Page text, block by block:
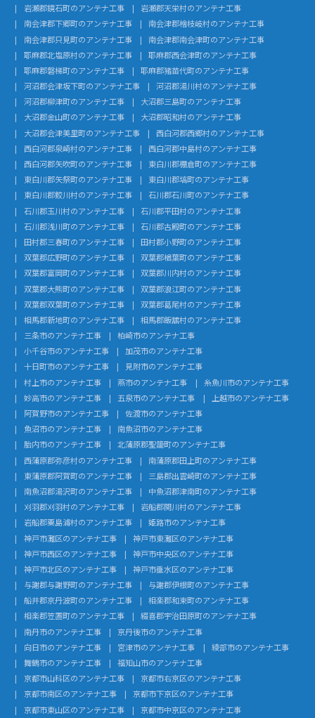
岩瀬郡鏡石町のアンテナ工事
岩瀬郡天栄村のアンテナ工事
南会津郡下郷町のアンテナ工事
南会津郡檜枝岐村のアンテナ工事
南会津郡只見町のアンテナ工事
南会津郡南会津町のアンテナ工事
耶麻郡北塩原村のアンテナ工事
耶麻郡西会津町のアンテナ工事
耶麻郡磐梯町のアンテナ工事
耶麻郡猪苗代町のアンテナ工事
河沼郡会津坂下町のアンテナ工事
河沼郡湯川村のアンテナ工事
河沼郡柳津町のアンテナ工事
大沼郡三島町のアンテナ工事
大沼郡金山町のアンテナ工事
大沼郡昭和村のアンテナ工事
大沼郡会津美里町のアンテナ工事
西白河郡西郷村のアンテナ工事
西白河郡泉崎村のアンテナ工事
西白河郡中島村のアンテナ工事
西白河郡矢吹町のアンテナ工事
東白川郡棚倉町のアンテナ工事
東白川郡矢祭町のアンテナ工事
東白川郡塙町のアンテナ工事
東白川郡鮫川村のアンテナ工事
石川郡石川町のアンテナ工事
石川郡玉川村のアンテナ工事
石川郡平田村のアンテナ工事
石川郡浅川町のアンテナ工事
石川郡古殿町のアンテナ工事
田村郡三春町のアンテナ工事
田村郡小野町のアンテナ工事
双葉郡広野町のアンテナ工事
双葉郡楢葉町のアンテナ工事
双葉郡富岡町のアンテナ工事
双葉郡川内村のアンテナ工事
双葉郡大熊町のアンテナ工事
双葉郡浪江町のアンテナ工事
双葉郡双葉町のアンテナ工事
双葉郡葛尾村のアンテナ工事
相馬郡新地町のアンテナ工事
相馬郡飯舘村のアンテナ工事
三条市のアンテナ工事
柏崎市のアンテナ工事
小千谷市のアンテナ工事
加茂市のアンテナ工事
十日町市のアンテナ工事
見附市のアンテナ工事
村上市のアンテナ工事
燕市のアンテナ工事
糸魚川市のアンテナ工事
妙高市のアンテナ工事
五泉市のアンテナ工事
上越市のアンテナ工事
阿賀野市のアンテナ工事
佐渡市のアンテナ工事
魚沼市のアンテナ工事
南魚沼市のアンテナ工事
胎内市のアンテナ工事
北蒲原郡聖籠町のアンテナ工事
西蒲原郡弥彦村のアンテナ工事
南蒲原郡田上町のアンテナ工事
東蒲原郡阿賀町のアンテナ工事
三島郡出雲崎町のアンテナ工事
南魚沼郡湯沢町のアンテナ工事
中魚沼郡津南町のアンテナ工事
刈羽郡刈羽村のアンテナ工事
岩船郡関川村のアンテナ工事
岩船郡粟島浦村のアンテナ工事
姫路市のアンテナ工事
神戸市灘区のアンテナ工事
神戸市東灘区のアンテナ工事
神戸市西区のアンテナ工事
神戸市中央区のアンテナ工事
神戸市北区のアンテナ工事
神戸市垂水区のアンテナ工事
与謝郡与謝野町のアンテナ工事
与謝郡伊根町のアンテナ工事
船井郡京丹波町のアンテナ工事
相楽郡和束町のアンテナ工事
相楽郡笠置町のアンテナ工事
綴喜郡宇治田原町のアンテナ工事
南丹市のアンテナ工事
京丹後市のアンテナ工事
向日市のアンテナ工事
宮津市のアンテナ工事
綾部市のアンテナ工事
舞鶴市のアンテナ工事
福知山市のアンテナ工事
京都市山科区のアンテナ工事
京都市右京区のアンテナ工事
京都市南区のアンテナ工事
京都市下京区のアンテナ工事
京都市東山区のアンテナ工事
京都市中京区のアンテナ工事